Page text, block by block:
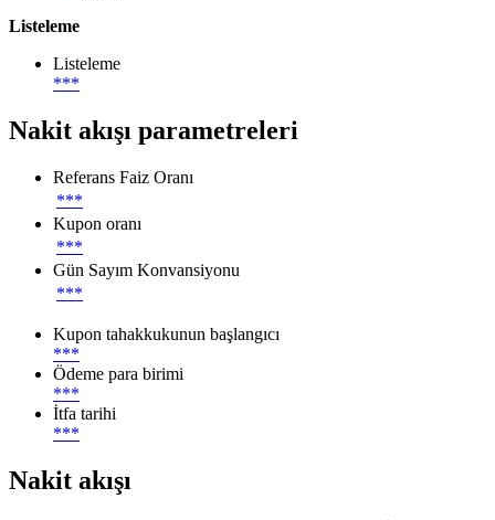
Listeleme
Listeleme
***
Nakit akışı parametreleri
Referans Faiz Oranı
***
Kupon oranı
***
Gün Sayım Konvansiyonu
***
Kupon tahakkukunun başlangıcı
***
Ödeme para birimi
***
İtfa tarihi
***
Nakit akışı